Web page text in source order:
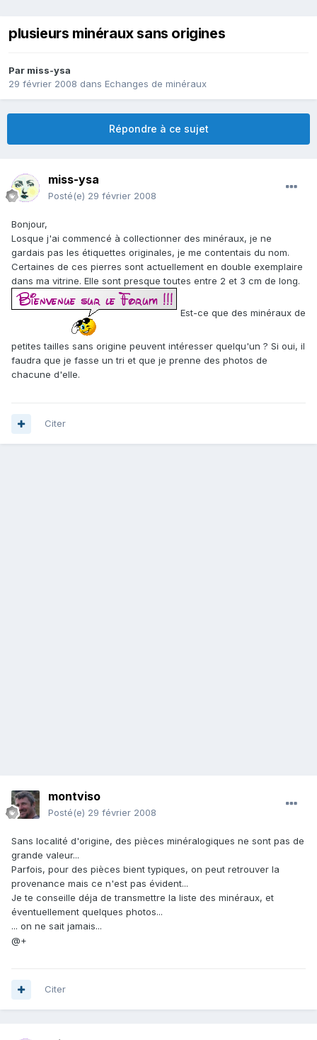
plusieurs minéraux sans origines
Par miss-ysa
29 février 2008 dans Echanges de minéraux
Répondre à ce sujet
miss-ysa
Posté(e) 29 février 2008
Bonjour,
Losque j'ai commencé à collectionner des minéraux, je ne
gardais pas les étiquettes originales, je me contentais du nom.
Certaines de ces pierres sont actuellement en double exemplaire
dans ma vitrine. Elle sont presque toutes entre 2 et 3 cm de long.
Est-ce que des minéraux de
petites tailles sans origine peuvent intéresser quelqu'un ? Si oui, il
faudra que je fasse un tri et que je prenne des photos de
chacune d'elle.
Citer
montviso
Posté(e) 29 février 2008
Sans localité d'origine, des pièces minéralogiques ne sont pas de
grande valeur...
Parfois, pour des pièces bient typiques, on peut retrouver la
provenance mais ce n'est pas évident...
Je te conseille déja de transmettre la liste des minéraux, et
éventuellement quelques photos...
... on ne sait jamais...
@+
Citer